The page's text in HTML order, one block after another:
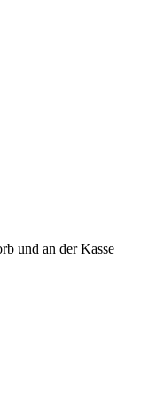
und an der Kasse